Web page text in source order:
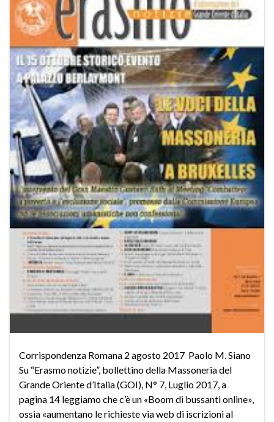
Corrispondenza Romana 2 agosto 2017 Paolo M. Siano
Su “Erasmo notizie”, bollettino della Massoneria del
Grande Oriente d’Italia (GOI), N° 7, Luglio 2017, a
pagina 14 leggiamo che c’è un «Boom di bussanti online»,
ossia «aumentano le richieste via web di iscrizioni al